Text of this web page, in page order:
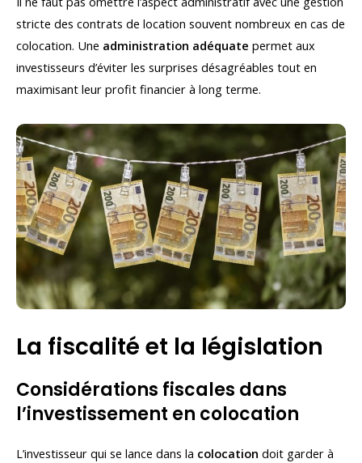
stricte des contrats de location souvent nombreux en cas de
colocation. Une administration adéquate permet aux
investisseurs d’éviter les surprises désagréables tout en
maximisant leur profit financier à long terme.
La fiscalité et la législation
Considérations fiscales dans
l’investissement en colocation
L’investisseur qui se lance dans la colocation doit garder à